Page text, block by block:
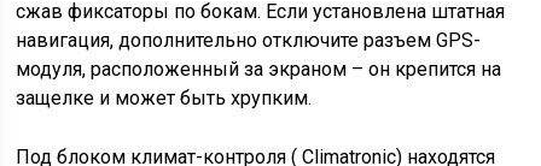
сжав фиксаторы по бокам. Если установлена штатная
навигация, дополнительно отключите разъем GPS-
модуля, расположенный за экраном – он крепится на
защелке и может быть хрупким.
Под блоком климат-контроля ( Climatronic) находятся